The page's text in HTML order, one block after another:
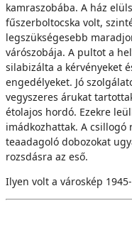
kamraszobába. A ház
fűszerboltocska volt,
legszükségesebb
várószobája. A pultot a
silabizálta a kérvényeket
engedélyeket. Jó
vegyszeres árukat
étolajos hordó. Ezekre
imádkozhattak. A csillogó
teaadagoló dobozokat
rozsdásra az eső.
Ilyen volt a városkép